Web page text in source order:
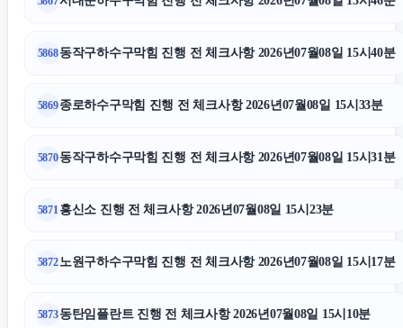
인천흥신소
이혼변호사
5868동작구하수구막힘 진행 전 체크사항 2026년07월08일 15시40분
5869종로하수구막힘 진행 전 체크사항 2026년07월08일 15시33분
5870동작구하수구막힘 진행 전 체크사항 2026년07월08일 15시31분
5871 흥신소 진행 전 체크사항 2026년07월08일 15시23분
5872노원구하수구막힘 진행 전 체크사항 2026년07월08일 15시17분
5873동탄임플란트 진행 전 체크사항 2026년07월08일 15시10분